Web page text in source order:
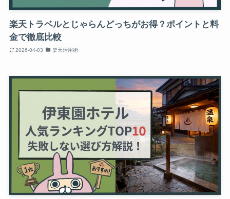
楽天トラベルとじゃらんどっちがお得？ポイントと料
金で徹底比較
2026-04-03 楽天活用術